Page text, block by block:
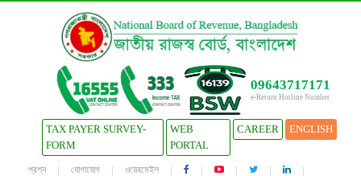
09643717171
e-Return Hotline Number
TAX PAYER SURVEY-
FORM
WEB
PORTAL
CAREER ENGLISH
প্রশ্ন যোগাযোগ ওয়েবমেইল